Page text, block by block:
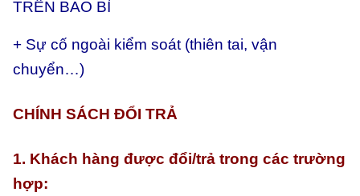
TRÊN BAO BÌ
+ Sự cố ngoài kiểm soát (thiên tai, vận
chuyển…)
CHÍNH SÁCH ĐỔI TRẢ
1. Khách hàng được đổi/trả trong các trường
hợp: